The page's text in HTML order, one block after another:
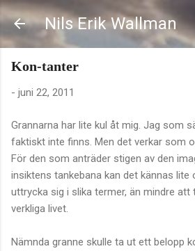
Fortsätt till
Nils Erik Wallman
Kon-tanter
- juni 22, 2011
Grannarna har lite kul åt mig. Jag som
faktiskt inte finns. Men det verkar som
För den som anträder stigen av den
insiktens tankebana kan det kännas
uttrycka sig i slika termer, än mindre att
verkliga livet.
Nämnda granne skulle ta ut ett belopp